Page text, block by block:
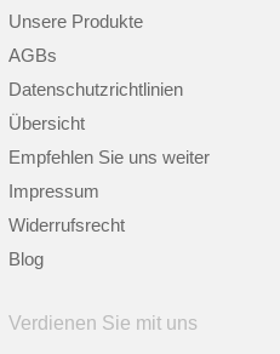
Unsere Produkte
AGBs
Datenschutzrichtlinien
Übersicht
Empfehlen Sie uns weiter
Impressum
Widerrufsrecht
Blog
Verdienen Sie mit uns